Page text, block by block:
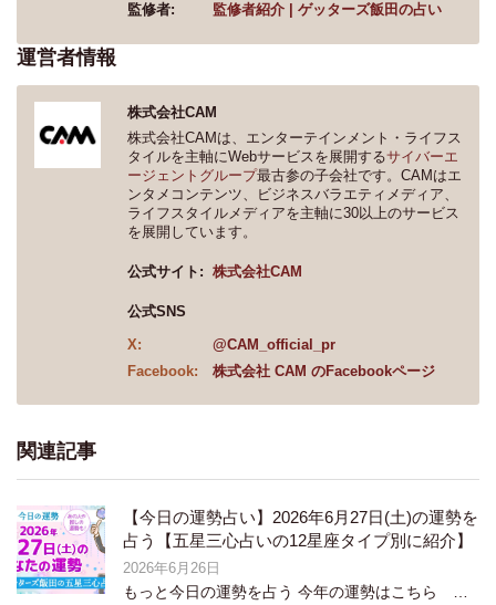
監修者: 監修者紹介 | ゲッターズ飯田の占い
運営者情報
株式会社CAM
株式会社CAMは、エンターテインメント・ライフス
タイルを主軸にWebサービスを展開するサイバーエ
ージェントグループ最古参の子会社です。CAMはエ
ンタメコンテンツ、ビジネスバラエティメディア、
ライフスタイルメディアを主軸に30以上のサービス
を展開しています。
公式サイト: 株式会社CAM
公式SNS
X:
@CAM_official_pr
Facebook:
株式会社 CAM のFacebookページ
関連記事
【今日の運勢占い】2026年6月27日(土)の運勢を
占う【五星三心占いの12星座タイプ別に紹介】
2026年6月26日
もっと今日の運勢を占う 今年の運勢はこちら 今月の運勢はこちら 今日の運勢はこち…